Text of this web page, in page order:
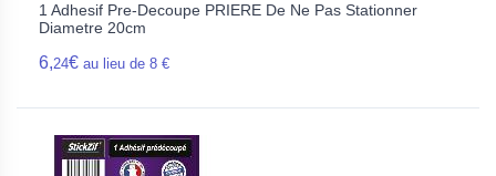
1 Adhesif Pre-Decoupe PRIERE De Ne Pas Stationner
Diametre 20cm
6,24€ au lieu de 8 €